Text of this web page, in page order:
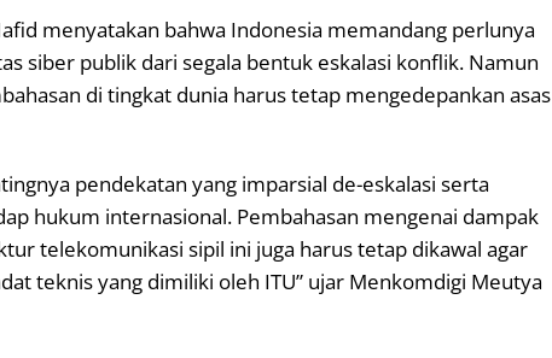
menyatakan bahwa Indonesia memandang perlunya
siber publik dari segala bentuk eskalasi konflik. Namun
di tingkat dunia harus tetap mengedepankan asas
pendekatan yang imparsial de-eskalasi serta
hukum internasional. Pembahasan mengenai dampak
telekomunikasi sipil ini juga harus tetap dikawal agar
teknis yang dimiliki oleh ITU” ujar Menkomdigi Meutya